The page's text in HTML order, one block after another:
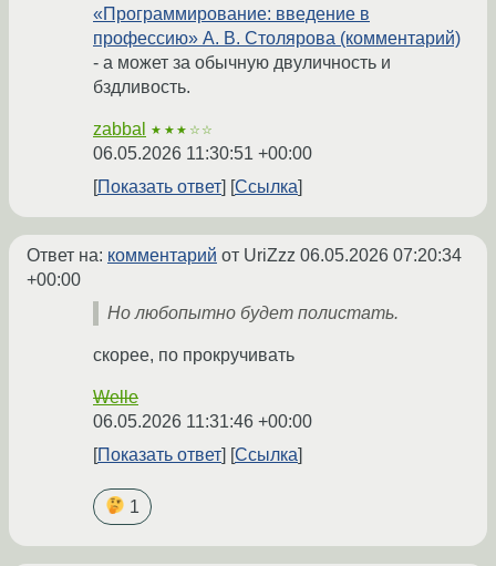
«Программирование: введение в
профессию» А. В. Столярова (комментарий)
- а может за обычную двуличность и
бздливость.
zabbal ★★★☆☆
06.05.2026 11:30:51 +00:00
Показать ответ
Ссылка
Ответ на: комментарий от UriZzz 06.05.2026 07:20:34
+00:00
Но любопытно будет полистать.
скорее, по прокручивать
Welle
06.05.2026 11:31:46 +00:00
Показать ответ
Ссылка
1